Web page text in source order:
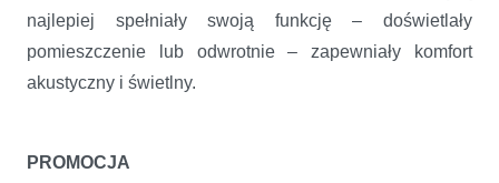
najlepiej spełniały swoją funkcję – doświetlały
pomieszczenie lub odwrotnie – zapewniały komfort
akustyczny i świetlny.
PROMOCJA